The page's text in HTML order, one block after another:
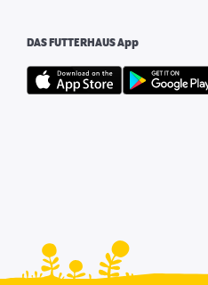
DAS FUTTERHAUS App